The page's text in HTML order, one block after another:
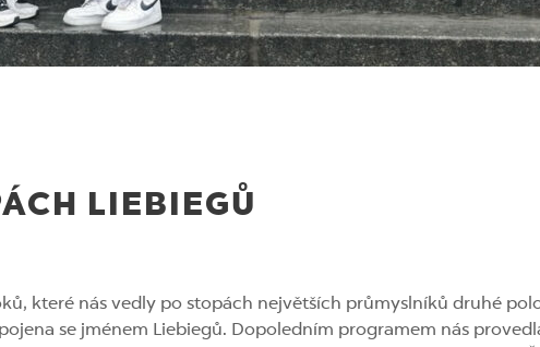
LIEBIEGŮ
které nás vedly po stopách největších průmyslníků druhé
se jménem Liebiegů. Dopoledním programem nás